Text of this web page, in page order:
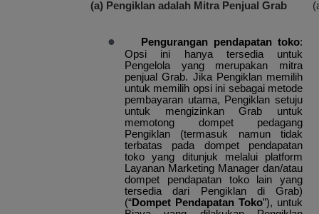
(a) Pengiklan adalah Mitra Penjual Grab
● Pengurangan pendapatan toko:
Opsi ini hanya tersedia untuk
Pengelola yang merupakan mitra
penjual Grab. Jika Pengiklan memilih
untuk memilih opsi ini sebagai metode
pembayaran utama, Pengiklan setuju
untuk mengizinkan Grab untuk
memotong dompet pedagang
Pengiklan (termasuk namun tidak
terbatas pada dompet pendapatan
toko yang ditunjuk melalui platform
Layanan Marketing Manager dan/atau
dompet pendapatan toko lain yang
tersedia dari Pengiklan di Grab)
(“Dompet Pendapatan Toko”), untuk